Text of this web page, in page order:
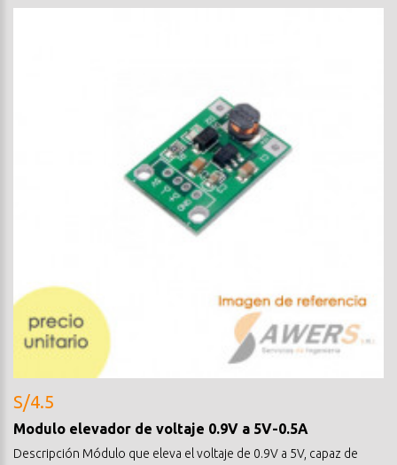
S/4.5
Modulo elevador de voltaje 0.9V a 5V-0.5A
Descripción Módulo que eleva el voltaje de 0.9V a 5V, capaz de